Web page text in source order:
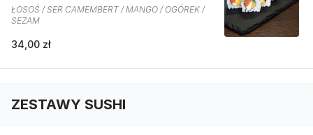
ŁOSOŚ / SER CAMEMBERT / MANGO / OGÓREK /
SEZAM
34,00 zł
ZESTAWY SUSHI